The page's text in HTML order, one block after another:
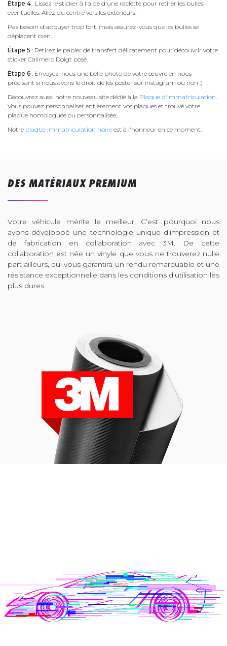
Étape 4 : Lissez le sticker à l'aide d'une raclette pour retirer les bulles
éventuelles. Allez du centre vers les extérieurs.
Pas besoin d'appuyer trop fort, mais assurez-vous que les bulles se
déplacent bien.
Étape 5 : Retirez le papier de transfert délicatement pour découvrir votre
sticker Calimero Doigt posé.
Étape 6 : Envoyez-nous une belle photo de votre œuvre en nous
précisant si nous avons le droit de les poster sur instagram ou non :)
Découvrez aussi notre nouveau site dédié à la Plaque d'immatriculation.
Vous pouvez personnaliser entièrement vos plaques et trouvé votre
plaque homologuée ou personnalisée.
Notre plaque immatriculation noire est à l'honneur en ce moment.
DES MATÉRIAUX PREMIUM
Votre véhicule mérite le meilleur. C’est pourquoi nous
avons développé une technologie unique d’impression et
de fabrication en collaboration avec 3M. De cette
collaboration est née un vinyle que vous ne trouverez nulle
part ailleurs, qui vous garantira un rendu remarquable et une
résistance exceptionnelle dans les conditions d’utilisation les
plus dures.